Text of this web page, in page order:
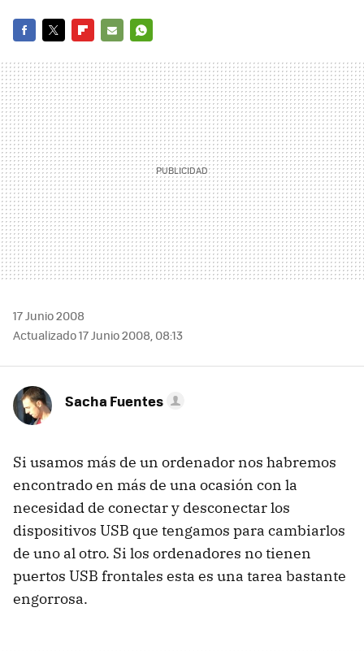
MAIL
17 Junio 2008
Actualizado 17 Junio 2008, 08:13
Sacha Fuentes
Si usamos más de un ordenador nos habremos
encontrado en más de una ocasión con la
necesidad de conectar y desconectar los
dispositivos USB que tengamos para cambiarlos
de uno al otro. Si los ordenadores no tienen
puertos USB frontales esta es una tarea bastante
engorrosa.